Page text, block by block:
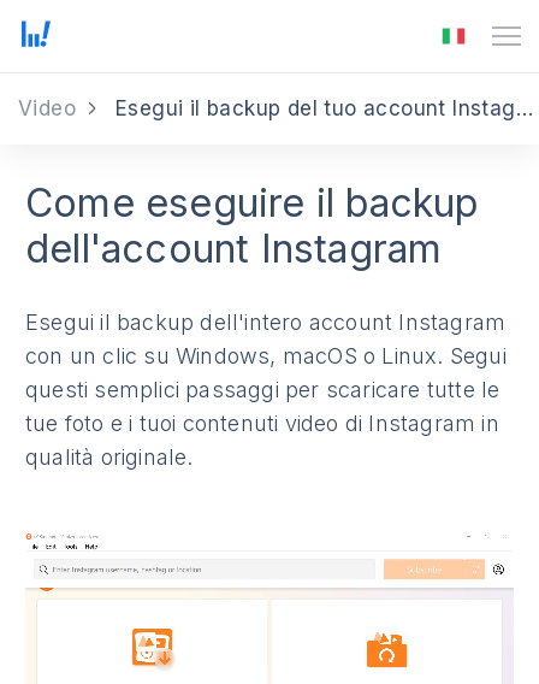
Video Esegui il backup del tuo account Instagram
Come eseguire il backup
dell'account Instagram
Esegui il backup dell'intero account Instagram
con un clic su Windows, macOS o Linux. Segui
questi semplici passaggi per scaricare tutte le
tue foto e i tuoi contenuti video di Instagram in
qualità originale.